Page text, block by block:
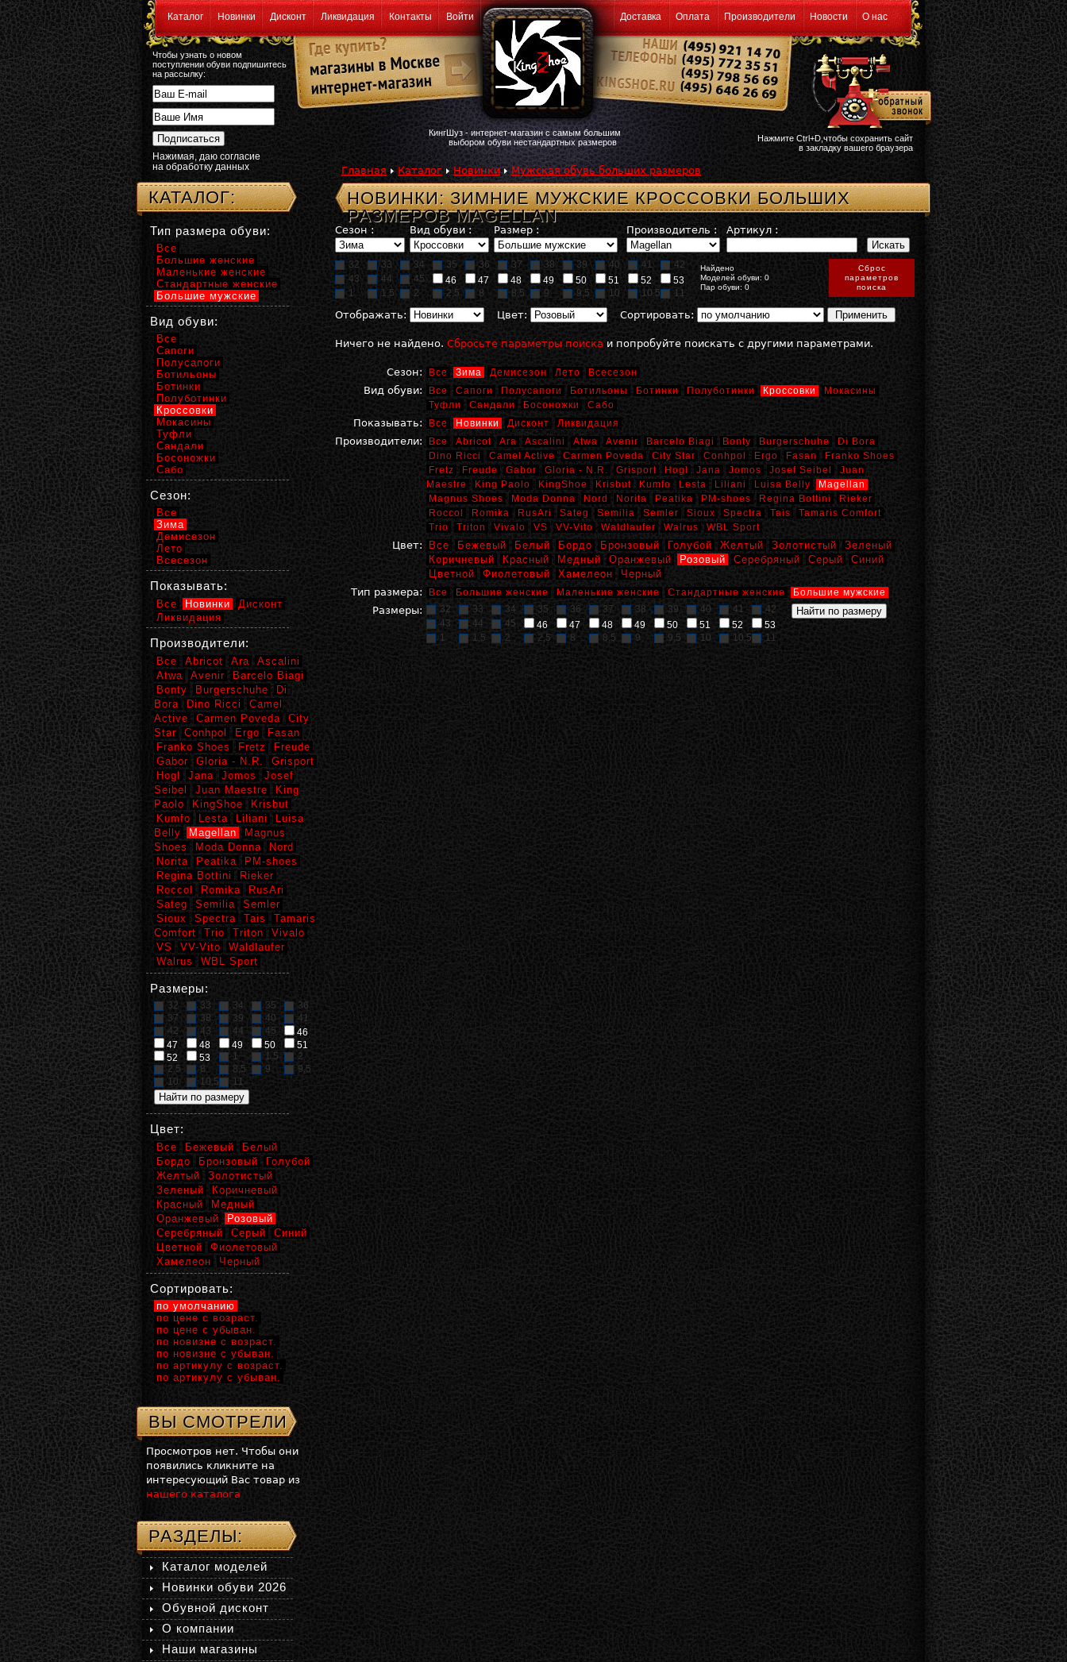
Каталог Новинки Дисконт Ликвидация Контакты Войти Доставка Оплата Производители Новости О нас
Чтобы узнать о новом
поступлении обуви подпишитесь
на рассылку:
Нажимая, даю согласие
на обработку данных
КингШуз - интернет-магазин с самым большим
выбором обуви нестандартных размеров
Нажмите Ctrl+D,чтобы сохранить сайт
в закладку вашего браузера
Главная Каталог Новинки Мужская обувь больших размеров
НОВИНКИ: ЗИМНИЕ МУЖСКИЕ КРОССОВКИ БОЛЬШИХ
РАЗМЕРОВ MAGELLAN
Сезон : Вид обуви : Размер : Производитель : Артикул :
32 33 34 35 36 37 38 39 40 41
42
43
44 45 46 47 48 49 50 51 52
53
1
1,5 2 2,5 8 8,5 9 9,5 10 10,5 11
Найдено
Моделей обуви: 0
Пар обуви: 0
Сброс
параметров
поиска
Отображать: Цвет: Сортировать:
Ничего не найдено. Сбросьте параметры поиска и попробуйте поискать с другими параметрами.
Сезон: Все Зима Демисезон Лето Всесезон
Вид обуви: Все Сапоги Полусапоги Ботильоны Ботинки Полуботинки Кроссовки
Мокасины
Туфли
Сандали Босоножки Сабо
Показывать: Все Новинки Дисконт Ликвидация
Производители: Все Abricot Ara Ascalini Atwa Avenir Barcelo Biagi Bonty Burgerschuhe
Di Bora
Dino Ricci
Camel Active Carmen Poveda City Star Conhpol Ergo Fasan
Franko Shoes
Fretz
Freude Gabor Gloria - N.R. Grisport Hogl Jana Jomos Josef Seibel
Juan
Maestre
King Paolo KingShoe Krisbut Kumfo Lesta Liliani Luisa Belly
Magellan
Magnus Shoes
Moda Donna Nord Norita Peatika PM-shoes Regina Bottini
Rieker
Roccol
Romika RusAri Sateg Semilia Semler Sioux Spectra Tais
Tamaris Comfort
Trio
Triton Vivalo VS VV-Vito Waldlaufer Walrus WBL Sport
Цвет: Все Бежевый Белый Бордо Бронзовый Голубой Желтый Золотистый
Зеленый
Коричневый
Красный Медный Оранжевый Розовый Серебряный Серый
Синий
Цветной
Фиолетовый Хамелеон
Черный
Тип размера:
Все Большие женские Маленькие женские Стандартные женские Большие мужские
Размеры: 32 33 34 35 36 37 38 39 40 41
42
43
44 45 46 47 48 49 50 51 52
53
1
1,5 2 2,5 8 8,5 9 9,5 10 10,5 11
КАТАЛОГ:
Тип размера обуви:
Все
Большие женские
Маленькие женские
Стандартные женские
Большие мужские
Вид обуви:
Все
Сапоги
Полусапоги
Ботильоны
Ботинки
Полуботинки
Кроссовки
Мокасины
Туфли
Сандали
Босоножки
Сабо
Сезон:
Все
Зима
Демисезон
Лето
Всесезон
Показывать:
Все Новинки
Дисконт
Ликвидация
Производители:
Все Abricot Ara
Ascalini
Atwa
Avenir
Barcelo Biagi
Bonty
Burgerschuhe
Di
Bora
Dino Ricci
Camel
Active
Carmen Poveda
City
Star
Conhpol Ergo
Fasan
Franko Shoes
Fretz
Freude
Gabor
Gloria - N.R.
Grisport
Hogl
Jana Jomos
Josef
Seibel
Juan Maestre
King
Paolo
KingShoe
Krisbut
Kumfo
Lesta Liliani
Luisa
Belly
Magellan
Magnus
Shoes
Moda Donna
Nord
Norita
Peatika
PM-shoes
Regina Bottini
Rieker
Roccol
Romika
RusAri
Sateg
Semilia
Semler
Sioux
Spectra Tais
Tamaris
Comfort
Trio Triton
Vivalo
VS
VV-Vito
Waldlaufer
Walrus
WBL Sport
Размеры:
32 33 34 35
36
37
38 39 40
41
42
43 44 45
46
47
48 49 50
51
52
53 1 1,5
2
2,5
8 8,5 9
9,5
10
10,5 11
Цвет:
Все Бежевый
Белый
Бордо
Бронзовый
Голубой
Желтый
Золотистый
Зеленый
Коричневый
Красный
Медный
Оранжевый
Розовый
Серебряный
Серый
Синий
Цветной
Фиолетовый
Хамелеон
Черный
Сортировать:
по умолчанию
по цене с возраст.
по цене с убыван.
по новизне с возраст.
по новизне с убыван.
по артикулу с возраст.
по артикулу с убыван.
ВЫ СМОТРЕЛИ
Просмотров нет. Чтобы они
появились кликните на
интересующий Вас товар из
нашего каталога
РАЗДЕЛЫ:
Каталог моделей
Новинки обуви 2026
Обувной дисконт
О компании
Наши магазины